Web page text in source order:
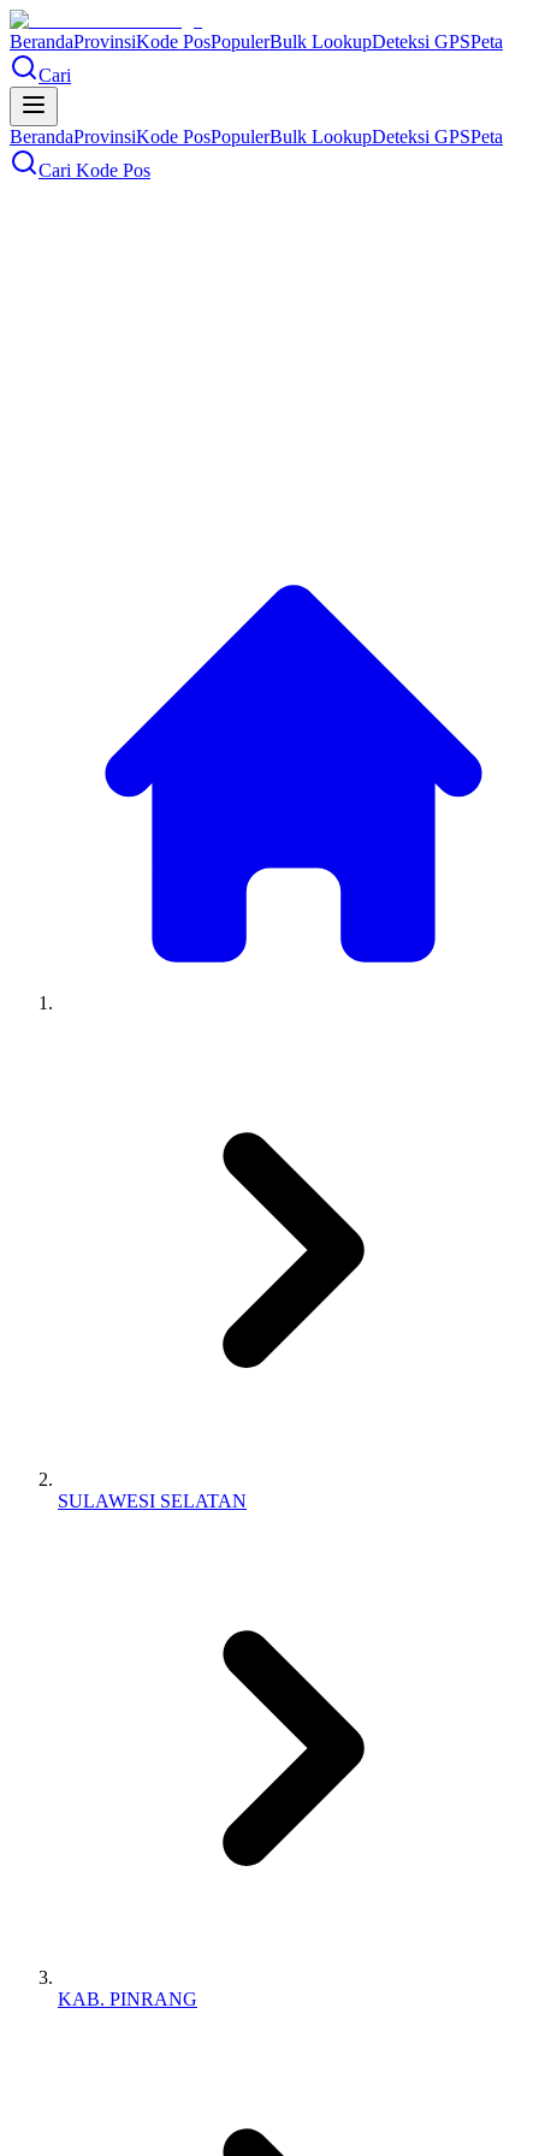
BerandaProvinsiKode PosPopulerBulk LookupDeteksi GPSPeta
Cari
BerandaProvinsiKode PosPopulerBulk LookupDeteksi GPSPeta
Cari Kode Pos
SULAWESI SELATAN
KAB. PINRANG